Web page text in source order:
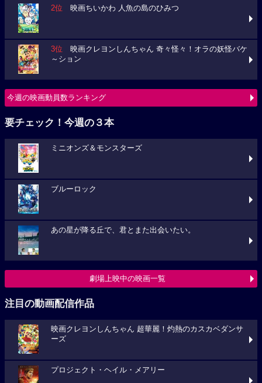
2位 映画ちいかわ 人魚の島のひみつ
3位 映画クレヨンしんちゃん 奇々怪々！オラの妖怪バケ
～ション
今週の映画動員数ランキング
要チェック！今週の３本
ミニオンズ＆モンスターズ
ブルーロック
あの星が降る丘で、君とまた出会いたい。
劇場上映中の映画一覧
注目の動画配信作品
映画クレヨンしんちゃん 超華麗！灼熱のカスカベダンサ
ーズ
プロジェクト・ヘイル・メアリー